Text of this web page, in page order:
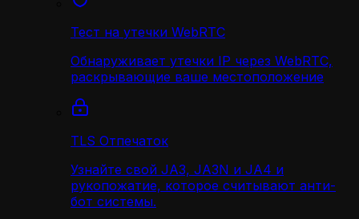
Тест на утечки WebRTC
Обнаруживает утечки IP через WebRTC,
раскрывающие ваше местоположение
TLS Отпечаток
Узнайте свой JA3, JA3N и JA4 и
рукопожатие, которое считывают анти-
бот системы.